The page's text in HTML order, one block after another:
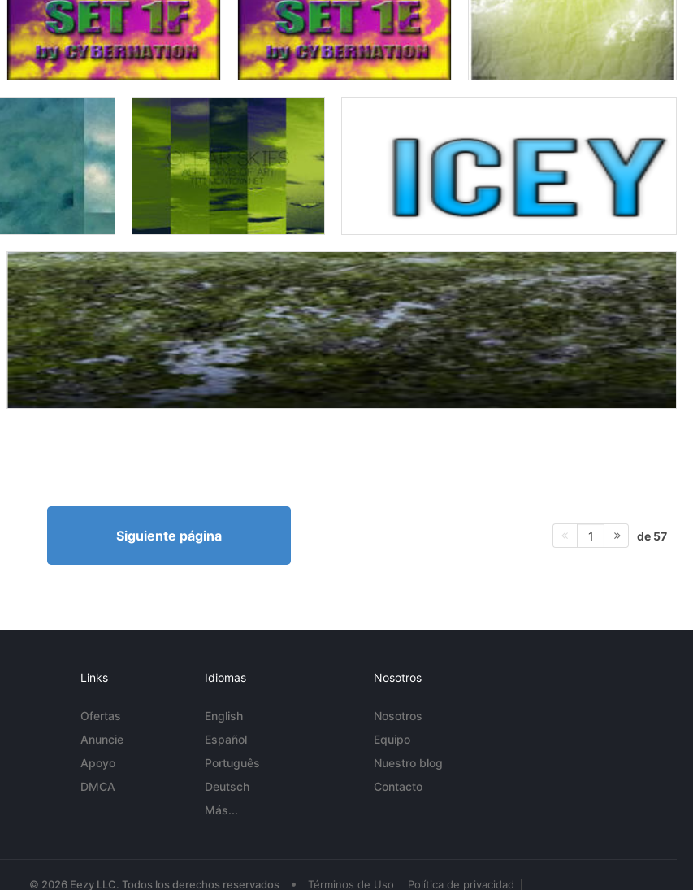
Siguiente página 1 de 57
Links
Ofertas
Anuncie
Apoyo
DMCA
Idiomas
English
Español
Português
Deutsch
Más...
Nosotros
Nosotros
Equipo
Nuestro blog
Contacto
© 2026 Eezy LLC. Todos los derechos reservados • Términos de Uso Política de privacidad